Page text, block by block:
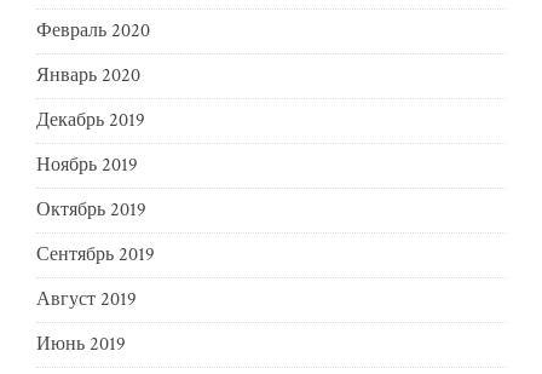
Февраль 2020
Январь 2020
Декабрь 2019
Ноябрь 2019
Октябрь 2019
Сентябрь 2019
Август 2019
Июнь 2019